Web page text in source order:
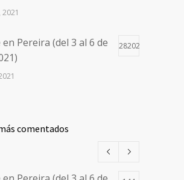
2021
Pereira (del 3 al 6 de
28202
2021) mayores de 20
comentados